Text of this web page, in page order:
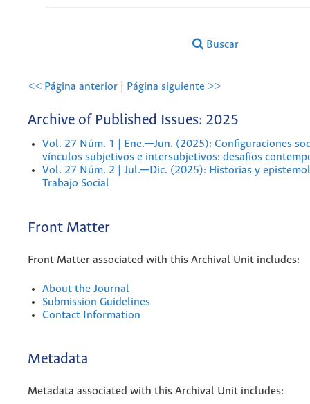
Buscar
<< Página anterior Página siguiente >>
Archive of Published Issues: 2025
Vol. 27 Núm. 1 | Ene.─Jun. (2025): Configuraciones
vínculos subjetivos e intersubjetivos: desafíos
Vol. 27 Núm. 2 | Jul.─Dic. (2025): Historias y
Trabajo Social
Front Matter
Front Matter associated with this Archival Unit includes:
About the Journal
Submission Guidelines
Contact Information
Metadata
Metadata associated with this Archival Unit includes: